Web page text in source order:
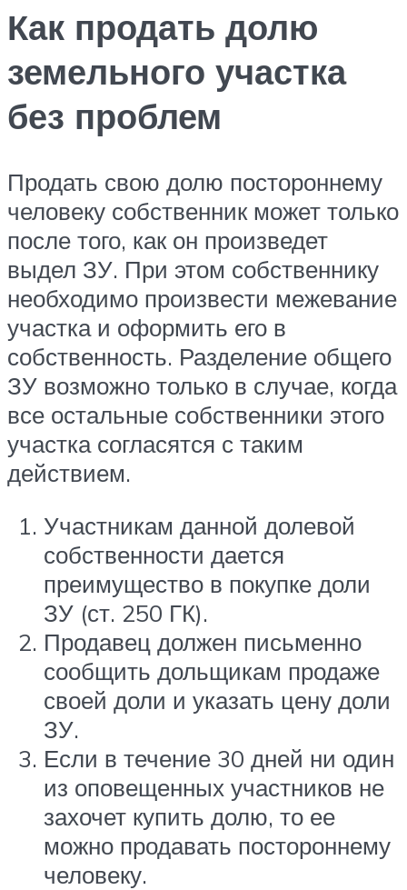
Как продать долю
земельного участка
без проблем
Продать свою долю постороннему
человеку собственник может только
после того, как он произведет
выдел ЗУ. При этом собственнику
необходимо произвести межевание
участка и оформить его в
собственность. Разделение общего
ЗУ возможно только в случае, когда
все остальные собственники этого
участка согласятся с таким
действием.
Участникам данной долевой
собственности дается
преимущество в покупке доли
ЗУ (ст. 250 ГК).
Продавец должен письменно
сообщить дольщикам продаже
своей доли и указать цену доли
ЗУ.
Если в течение 30 дней ни один
из оповещенных участников не
захочет купить долю, то ее
можно продавать постороннему
человеку.